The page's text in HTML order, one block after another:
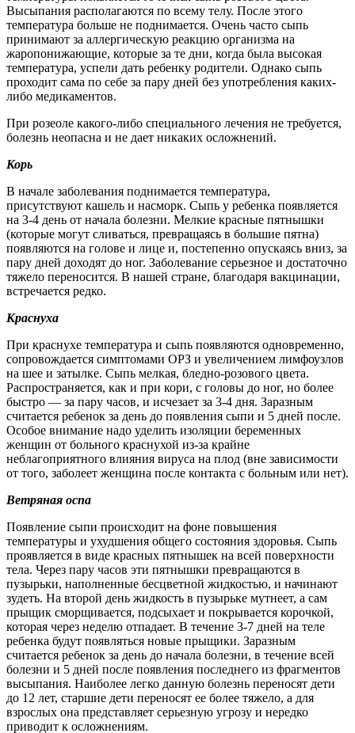
Высыпания располагаются по всему телу. После этого
температура больше не поднимается. Очень часто сыпь
принимают за аллергическую реакцию организма на
жаропонижающие, которые за те дни, когда была высокая
температура, успели дать ребенку родители. Однако сыпь
проходит сама по себе за пару дней без употребления каких-
либо медикаментов.
При розеоле какого-либо специального лечения не требуется,
болезнь неопасна и не дает никаких осложнений.
Корь
В начале заболевания поднимается температура,
присутствуют кашель и насморк. Сыпь у ребенка появляется
на 3-4 день от начала болезни. Мелкие красные пятнышки
(которые могут сливаться, превращаясь в большие пятна)
появляются на голове и лице и, постепенно опускаясь вниз, за
пару дней доходят до ног. Заболевание серьезное и достаточно
тяжело переносится. В нашей стране, благодаря вакцинации,
встречается редко.
Краснуха
При краснухе температура и сыпь появляются одновременно,
сопровождается симптомами ОРЗ и увеличением лимфоузлов
на шее и затылке. Сыпь мелкая, бледно-розового цвета.
Распространяется, как и при кори, с головы до ног, но более
быстро — за пару часов, и исчезает за 3-4 дня. Заразным
считается ребенок за день до появления сыпи и 5 дней после.
Особое внимание надо уделить изоляции беременных
женщин от больного краснухой из-за крайне
неблагоприятного влияния вируса на плод (вне зависимости
от того, заболеет женщина после контакта с больным или нет).
Ветряная оспа
Появление сыпи происходит на фоне повышения
температуры и ухудшения общего состояния здоровья. Сыпь
проявляется в виде красных пятнышек на всей поверхности
тела. Через пару часов эти пятнышки превращаются в
пузырьки, наполненные бесцветной жидкостью, и начинают
зудеть. На второй день жидкость в пузырьке мутнеет, а сам
прыщик сморщивается, подсыхает и покрывается корочкой,
которая через неделю отпадает. В течение 3-7 дней на теле
ребенка будут появляться новые прыщики. Заразным
считается ребенок за день до начала болезни, в течение всей
болезни и 5 дней после появления последнего из фрагментов
высыпания. Наиболее легко данную болезнь переносят дети
до 12 лет, старшие дети переносят ее более тяжело, а для
взрослых она представляет серьезную угрозу и нередко
приводит к осложнениям.